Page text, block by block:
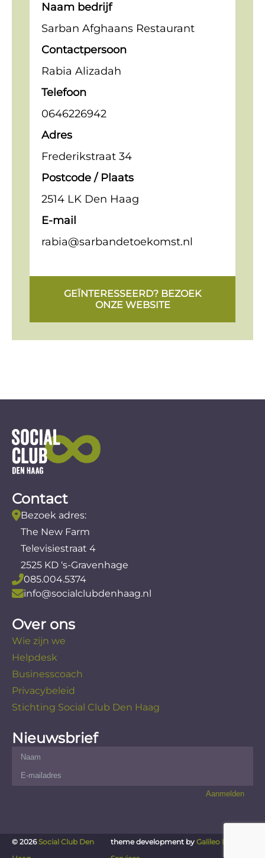
Naam bedrijf
Sarban Afghaans Restaurant
Contactpersoon
Rabia Alizadah
Telefoon
0646226942
Adres
Frederikstraat 34
Postcode / Plaats
2514 LK Den Haag
E-mail
rabia@sarbandetoekomst.nl
GEÏNTERESSEERD? BEZOEK
ONZE WEBSITE
Contact
Bezoek adres:
The New Farm
Televisiestraat 4
2525 KD ‘s-Gravenhage
085.004.5374
info@socialclubdenhaag.nl
Over ons
Wie zijn we
Helpdesk
Businesscoach
Privacybeleid
Stichting Social Club Den Haag
Nieuwsbrief
© 2026Social Club Den
theme development byGalileo IT